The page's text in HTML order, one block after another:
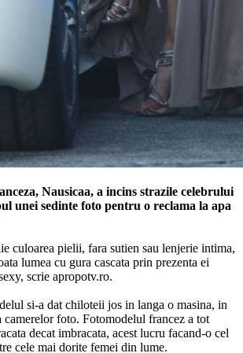
Nausicaa, a incins strazile celebrului
unei sedinte foto pentru o reclama la apa
culoarea pielii, fara sutien sau lenjerie intima,
lumea cu gura cascata prin prezenta ei
scrie apropotv.ro.
si-a dat chiloteii jos in langa o masina, in
camerelor foto. Fotomodelul francez a tot
decat imbracata, acest lucru facand-o cel
cele mai dorite femei din lume.